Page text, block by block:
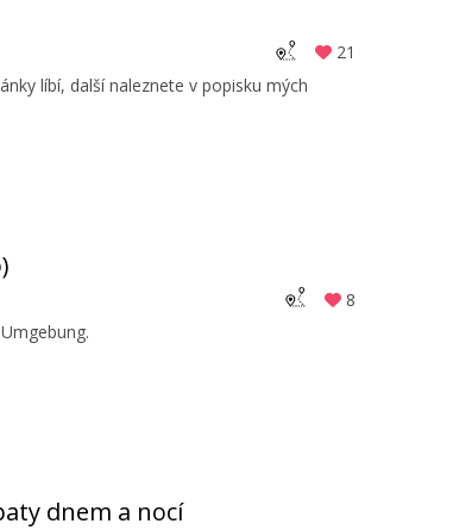
21
líbí, další naleznete v popisku mých
8
dnem a nocí